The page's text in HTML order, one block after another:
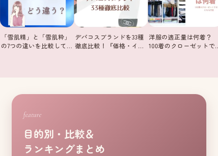
「雪肌精」と「雪肌粋」
の7つの違いを比較して…
デパコスブランドを33種
徹底比較！『価格・イ…
洋服の適正量は何着？
100着のクローゼット
feature
目的別・比較＆
ランキングまとめ